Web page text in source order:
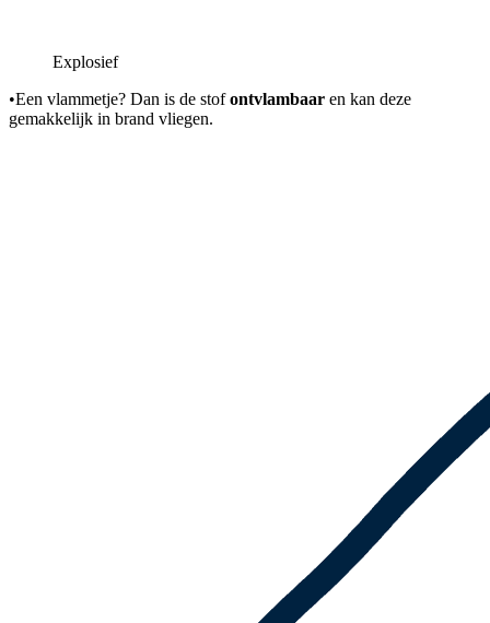
Explosief
•Een vlammetje? Dan is de stofontvlambaar en kan deze
gemakkelijk in brand vliegen.